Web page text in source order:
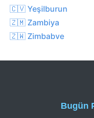
🇨🇻 Yeşilburun
🇿🇲 Zambiya
🇿🇼 Zimbabve
Bugün